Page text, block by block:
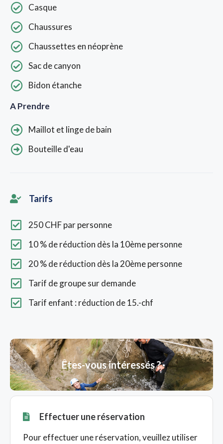
Casque
Chaussures
Chaussettes en néoprène
Sac de canyon
Bidon étanche
A Prendre
Maillot et linge de bain
Bouteille d'eau
Tarifs
250 CHF par personne
10 % de réduction dès la 10ème personne
20 % de réduction dès la 20ème personne
Tarif de groupe sur demande
Tarif enfant : réduction de 15.-chf
Êtes-vous intéressés ?
Effectuer une réservation
Pour effectuer une réservation, veuillez utiliser